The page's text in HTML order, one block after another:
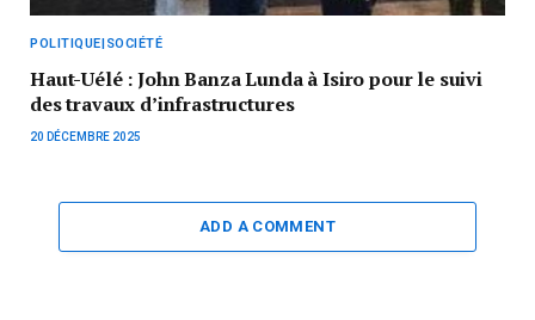
POLITIQUE|SOCIÉTÉ
Haut-Uélé : John Banza Lunda à Isiro pour le suivi
des travaux d’infrastructures
20 DÉCEMBRE 2025
ADD A COMMENT